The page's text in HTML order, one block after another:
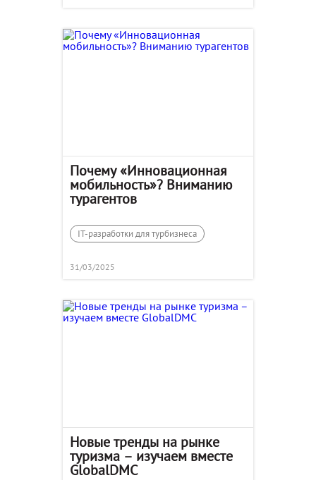
Почему «Инновационная
мобильность»? Вниманию
турагентов
IT-разработки для турбизнеса
31/03/2025
Новые тренды на рынке
туризма – изучаем вместе
GlobalDMC